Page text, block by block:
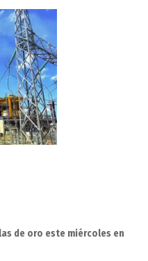
de oro este miércoles en